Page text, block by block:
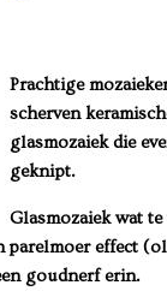
Prachtige
scherven
glasmozaiek die
geknipt.
Glasmozaiek wat
parelmoer effect
met